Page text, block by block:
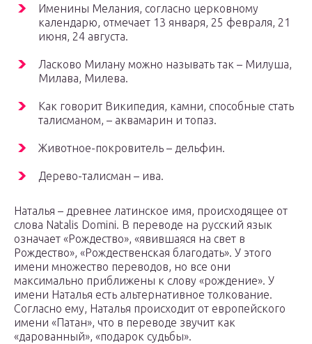
Именины Мелания, согласно церковному
календарю, отмечает 13 января, 25 февраля, 21
июня, 24 августа.
Ласково Милану можно называть так – Милуша,
Милава, Милева.
Как говорит Википедия, камни, способные стать
талисманом, – аквамарин и топаз.
Животное-покровитель – дельфин.
Дерево-талисман – ива.
Наталья – древнее латинское имя, происходящее от
слова Natalis Domini. В переводе на русский язык
означает «Рождество», «явившаяся на свет в
Рождество», «Рождественская благодать». У этого
имени множество переводов, но все они
максимально приближены к слову «рождение». У
имени Наталья есть альтернативное толкование.
Согласно ему, Наталья происходит от европейского
имени «Патан», что в переводе звучит как
«дарованный», «подарок судьбы».